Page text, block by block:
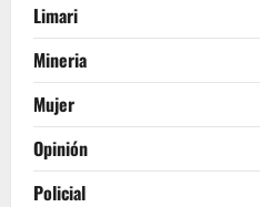
Limari
Mineria
Mujer
Opinión
Policial